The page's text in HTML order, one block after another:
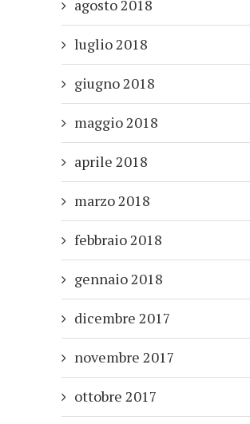
agosto 2018
luglio 2018
giugno 2018
maggio 2018
aprile 2018
marzo 2018
febbraio 2018
gennaio 2018
dicembre 2017
novembre 2017
ottobre 2017